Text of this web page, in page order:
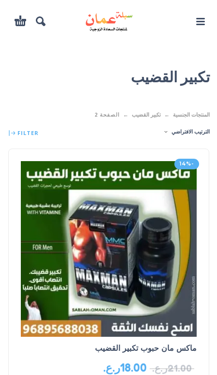
تكبير القضيب
المنتجات الجنسية تكبير القضيب الصفحة 2
الترتيب الافتراضي FILTER
-14%
ماكس مان حبوب تكبير القضيب
21.00ر.ع. 18.00ر.ع.